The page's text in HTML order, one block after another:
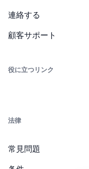
連絡する
顧客サポート
役に立つリンク
法律
常見問題